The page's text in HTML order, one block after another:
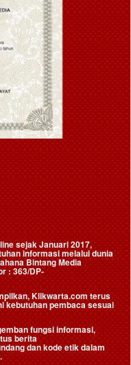
sejak Januari 2017,
informasi melalui dunia
Bintang Media
: 363/DP-
Klikwarta.com terus
kebutuhan pembaca sesuai
fungsi informasi,
berita
dan kode etik dalam